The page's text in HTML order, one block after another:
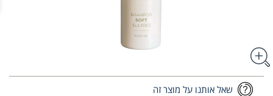
שאל אותנו על מוצר זה